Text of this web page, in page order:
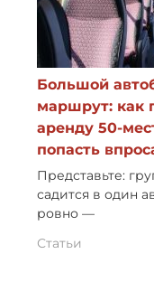
Большой
маршрут: как
аренду 50-
попасть
Представьте:
садится в один
ровно —
Статьи